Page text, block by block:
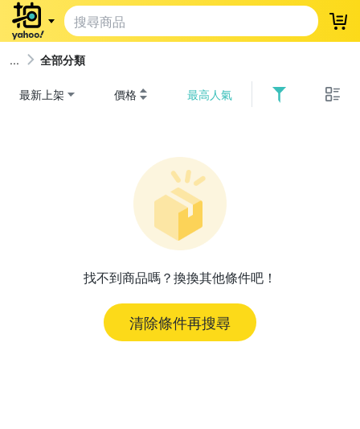
登
全部分類
最新上架 價格 最高人氣
找不到商品嗎？換換其他條件吧！
清除條件再搜尋